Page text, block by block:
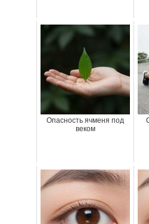
Опасность ячменя под
веком